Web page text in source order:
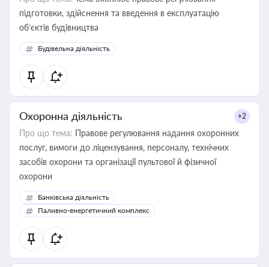
підготовки, здійснення та введення в експлуатацію
об’єктів будівництва
Будівельна діяльність
Охоронна діяльність +2
Про що тема: Правове регулювання надання охоронних
послуг, вимоги до ліцензування, персоналу, технічних
засобів охорони та організації пультової й фізичної
охорони
Банківська діяльність
Паливно-енергетичний комплекс